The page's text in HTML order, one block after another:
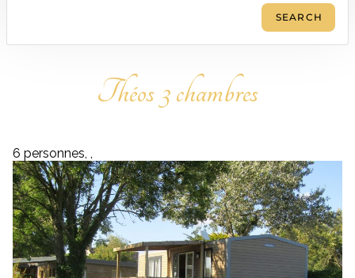
Théos 3 chambres
6 personnes